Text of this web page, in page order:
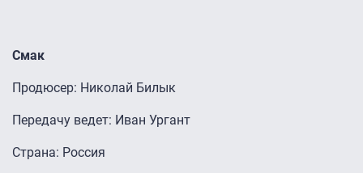
Смак
Продюсер: Николай Билык
Передачу ведет: Иван Ургант
Страна: Россия